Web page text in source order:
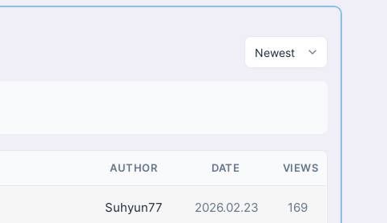
AUTHOR DATE VIEWS
Suhyun77 2026.02.23 169